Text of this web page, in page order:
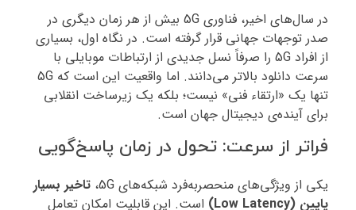
در سال‌های اخیر، فناوری 5G بیش از هر زمان دیگری در
صدر توجهات جهانی قرار گرفته است. در نگاه اول، بسیاری
از افراد 5G را صرفاً نسل جدیدی از ارتباطات موبایلی با
سرعت دانلود بالاتر می‌دانند. اما واقعیت این است که 5G
تنها یک «ارتقاء فنی» نیست؛ بلکه یک زیرساخت انقلابی
برای آینده‌ی دیجیتال جهان است.
فراتر از سرعت: تحول در زمان پاسخ‌گویی
یکی از ویژگی‌های منحصربه‌فرد شبکه‌های 5G،
تاخیر بسیار
پایین (Low Latency)
است. این قابلیت امکان تعامل